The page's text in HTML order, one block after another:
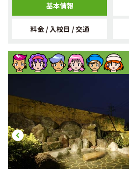
基本情報
料金 / 入校日 / 交通